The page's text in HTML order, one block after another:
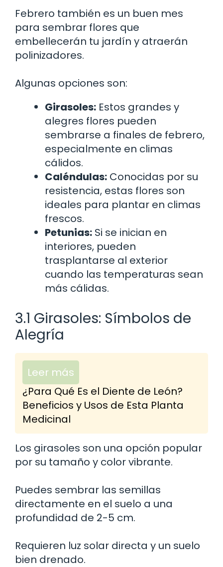
Febrero también es un buen mes
para sembrar flores que
embellecerán tu jardín y atraerán
polinizadores.
Algunas opciones son:
Girasoles: Estos grandes y
alegres flores pueden
sembrarse a finales de febrero,
especialmente en climas
cálidos.
Caléndulas: Conocidas por su
resistencia, estas flores son
ideales para plantar en climas
frescos.
Petunias: Si se inician en
interiores, pueden
trasplantarse al exterior
cuando las temperaturas sean
más cálidas.
3.1 Girasoles: Símbolos de
Alegría
Leer más
¿Para Qué Es el Diente de León?
Beneficios y Usos de Esta Planta
Medicinal
Los girasoles son una opción popular
por su tamaño y color vibrante.
Puedes sembrar las semillas
directamente en el suelo a una
profundidad de 2-5 cm.
Requieren luz solar directa y un suelo
bien drenado.